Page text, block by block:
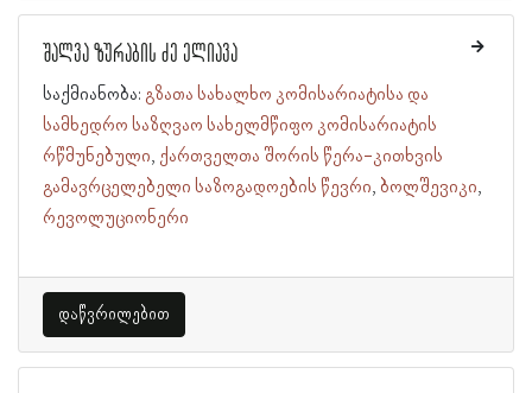
შალვა ზურაბის ძე ელიავა
საქმიანობა: გზათა სახალხო კომისარიატისა და
სამხედრო საზღვაო სახელმწიფო კომისარიატის
რწმუნებული ქართველთა შორის წერა-კითხვის
გამავრცელებელი საზოგადოების წევრი ბოლშევიკი
რევოლუციონერი
დაწვრილებით